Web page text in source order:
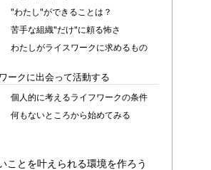
"わたし"ができることは？
苦手な組織"だけ"に頼る怖さ
わたしがライスワークに求めるもの
ークに出会って活動する
個人的に考えるライフワークの条件
何もないところから始めてみる
ことを叶えられる環境を作ろう